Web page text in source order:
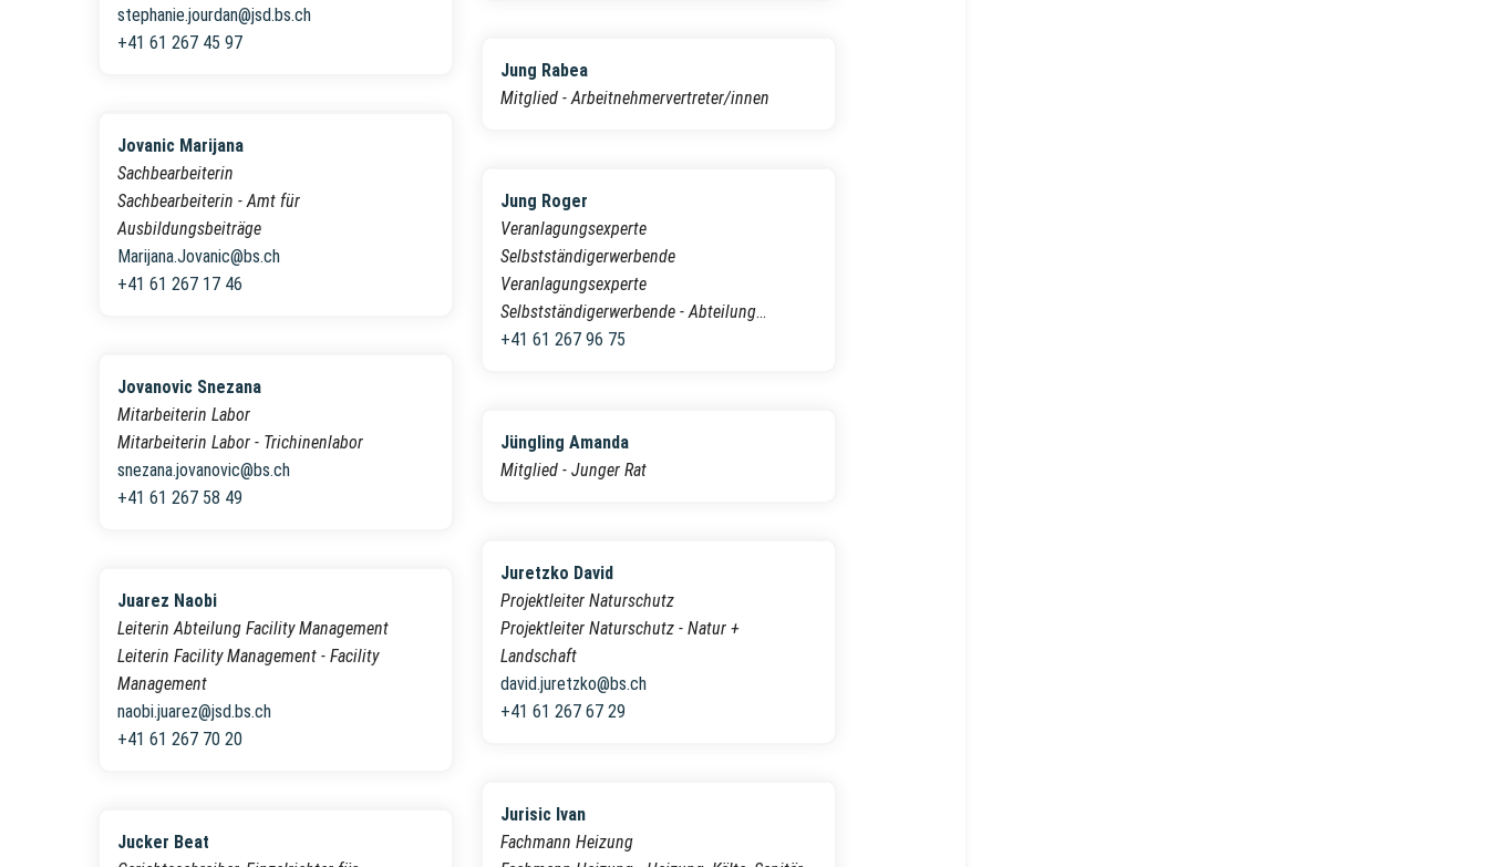
stephanie.jourdan@jsd.bs.ch
+41 61 267 45 97
Jovanic Marijana
Sachbearbeiterin
Sachbearbeiterin - Amt für
Ausbildungsbeiträge
Marijana.Jovanic@bs.ch
+41 61 267 17 46
Jovanovic Snezana
Mitarbeiterin Labor
Mitarbeiterin Labor - Trichinenlabor
snezana.jovanovic@bs.ch
+41 61 267 58 49
Juarez Naobi
Leiterin Abteilung Facility Management
Leiterin Facility Management - Facility
Management
naobi.juarez@jsd.bs.ch
+41 61 267 70 20
Jucker Beat
Jung Rabea
Mitglied - Arbeitnehmervertreter/innen
Jung Roger
Veranlagungsexperte
Selbstständigerwerbende
Veranlagungsexperte
Selbstständigerwerbende - Abteilung
Natürliche Personen
+41 61 267 96 75
Jüngling Amanda
Mitglied - Junger Rat
Juretzko David
Projektleiter Naturschutz
Projektleiter Naturschutz - Natur +
Landschaft
david.juretzko@bs.ch
+41 61 267 67 29
Jurisic Ivan
Fachmann Heizung